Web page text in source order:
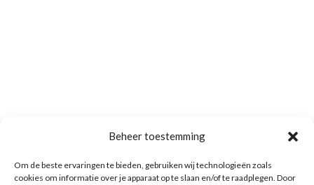
Beheer toestemming
Om de beste ervaringen te bieden, gebruiken wij technologieën zoals
cookies om informatie over je apparaat op te slaan en/of te raadplegen. Door